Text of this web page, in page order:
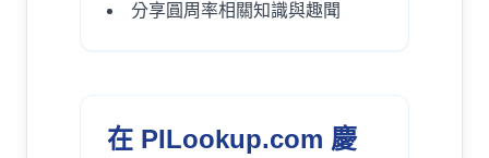
分享圓周率相關知識與趣聞
在 PILookup.com 慶